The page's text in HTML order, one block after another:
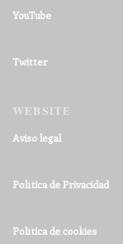
YouTube
Twitter
WEBSITE
Aviso legal
Política de Privacidad
Política de cookies